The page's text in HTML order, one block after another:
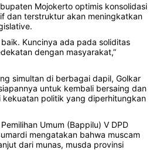
Mojokerto optimis konsolidasi
dan terstruktur akan meningkatkan
Kuncinya ada pada soliditas
dengan masyarakat,”
simultan di berbagai dapil, Golkar
untuk kembali bersaing dan
kekuatan politik yang diperhitungkan
Umum (Bappilu) V DPD
mengatakan bahwa muscam
dari munas, musda provinsi